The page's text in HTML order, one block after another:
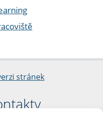
stránek